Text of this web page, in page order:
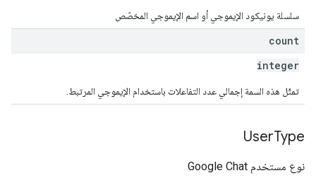
سلسلة يونيكود الإيموجي أو اسم الإيموجي المخصّص
count
integer
تمثّل هذه السمة إجمالي عدد التفاعلات باستخدام الإيموجي المرتبط.
UserType
نوع مستخدم Google Chat